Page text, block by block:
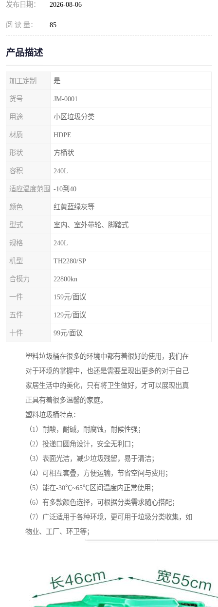
发布日期： 2026-08-06
阅 读 量： 85
产品描述
加工定制 是
货号 JM-0001
用途 小区垃圾分类
材质 HDPE
形状 方桶状
容积 240L
适应温度范围 -10到40
颜色 红黄蓝绿灰等
型式 室内、室外带轮、脚踏式
规格 240L
机型 TH2280/SP
合模力 22800kn
一件 159元/面议
五件 129元/面议
十件 99元/面议
塑料垃圾桶在很多的环境中都有着很好的使用，我们在
对于环境的掌握中，也还是需要呈现出更多的对于自己
家居生活中的美化，只有将卫生做好，才可以展现出真
正具有着很多温馨的家庭。
塑料垃圾桶特点：
（1）耐酸，耐碱，耐腐蚀，耐候性强；
（2）投递口圆角设计，安全无利口；
（3）表面光洁，减少垃圾残留，易于清洁；
（4）可相互套叠，方便运输，节省空间与费用；
（5）能在-30℃~65℃区间温度内正常使用；
（6）有多款颜色选择，可根据分类需求随心搭配；
（7）广泛适用于各种环境，更可用于垃圾分类收集，如
物业、工厂、环卫等；